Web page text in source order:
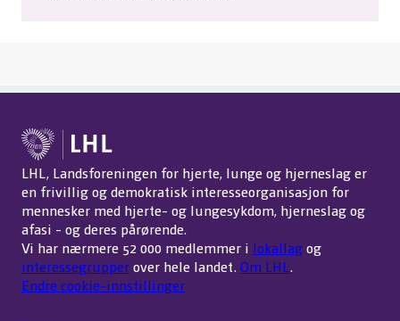
LHL, Landsforeningen for hjerte, lunge og hjerneslag er
en frivillig og demokratisk interesseorganisasjon for
mennesker med hjerte- og lungesykdom, hjerneslag og
afasi - og deres pårørende.
Vi har nærmere 52 000 medlemmer i lokallagog
interessegrupperover hele landet. Om LHL.
Endre cookie-innstillinger